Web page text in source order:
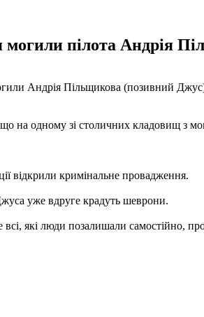
могили пілота Андрія
Андрія Пільщикова (позивний
на одному зі столичних кладовищ з
відкрили кримінальне провадження.
уже вдруге крадуть шеврони.
які люди позалишали самостійно,